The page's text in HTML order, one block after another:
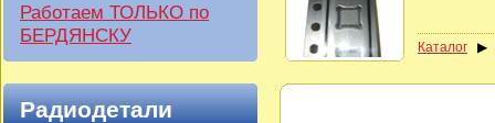
Работаем ТОЛЬКО по
БЕРДЯНСКУ
Радиодетали
Каталог